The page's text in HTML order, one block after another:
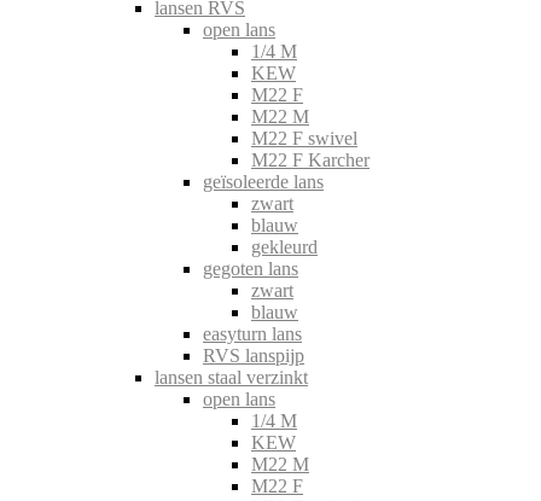
lansen RVS
open lans
1/4 M
KEW
M22 F
M22 M
M22 F swivel
M22 F Karcher
geïsoleerde lans
zwart
blauw
gekleurd
gegoten lans
zwart
blauw
easyturn lans
RVS lanspijp
lansen staal verzinkt
open lans
1/4 M
KEW
M22 M
M22 F